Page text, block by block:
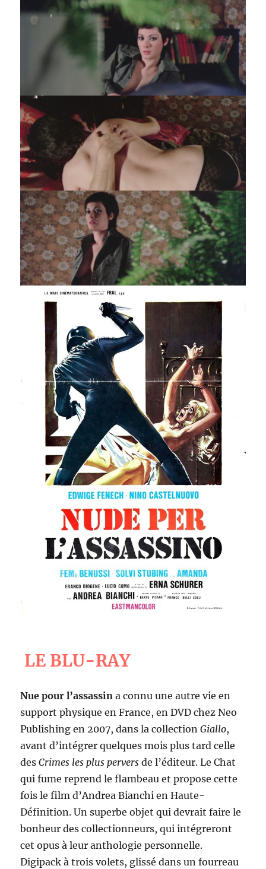
LE BLU-RAY
Nue pour l’assassin a connu une autre vie en
support physique en France, en DVD chez Neo
Publishing en 2007, dans la collectionGiallo,
avant d’intégrer quelques mois plus tard celle
desCrimes les plus perversde l’éditeur. Le Chat
qui fume reprend le flambeau et propose cette
fois le film d’Andrea Bianchi en Haute-
Définition. Un superbe objet qui devrait faire le
bonheur des collectionneurs, qui intégreront
cet opus à leur anthologie personnelle.
Digipack à trois volets, glissé dans un fourreau